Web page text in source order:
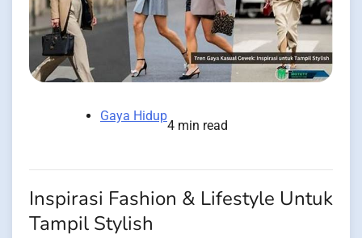
Gaya Hidup
4 min read
Inspirasi Fashion & Lifestyle Untuk
Tampil Stylish